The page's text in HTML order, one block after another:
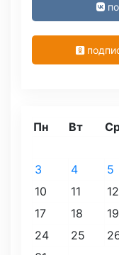
Пн Вт
3
4 5
10
11 12
17
18 19
24
25